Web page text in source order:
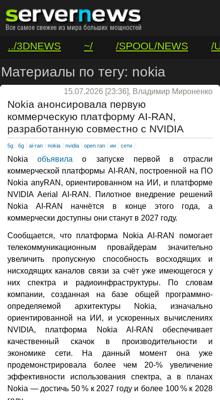
../3DNEWS ~/ /SPOOL/NEWS
/
/VAR/CONTACT
Материалы по тегу: nokia
15.07.2026 [23:36], Владимир Мироненко
Nokia анонсировала первую
коммерческую платформу AI-RAN,
разработанную совместно с NVIDIA
5g 6g ai-ran nokia nvidia open ran ии сети
Nokiaобъявила о запуске первой в отрасли
коммерческой платформы AI-RAN, построенной на ПО
Nokia anyRAN, ориентированном на ИИ, и платформе
NVIDIA Aerial AI-RAN. Пилотное внедрение решений
Nokia AI-RAN начнётся в конце этого года, а
коммерчески доступны они станут в 2027 году.
Сообщается, что платформа Nokia AI-RAN помогает
телекоммуникационным провайдерам значительно
увеличить пропускную способность восходящих и
нисходящих каналов связи за счёт уже имеющегося у
них спектра и радиоинфраструктуры. По словам
компании, созданная на базе общей программно-
определяемой архитектуры Nokia, изначально
ориентированной на ИИ, и ускоренных вычислениях
NVIDIA, платформа Nokia AI-RAN обеспечивает
качественный скачок в производительности и
экономике сети. На данный момент она уже
продемонстрировала более чем 20-% увеличение
эффективности использования спектра, а в планах
Nokia — достичь 50 % к 2027 году и более 100 % к 2028